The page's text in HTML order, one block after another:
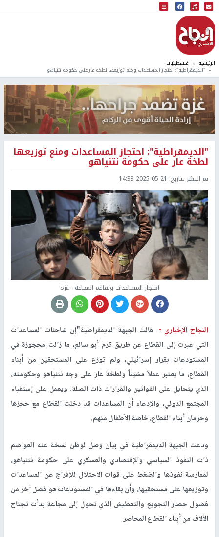
البث المباشر
إذاعة النجاح
الرئيسية فلسطينيات
"الديمقراطية": احتجاز المساعدات ومنع توزيعها لطخة عار على حكومة نتنياهو
"الديمقراطية": احتجاز المساعدات ومنع توزيعها
لطخة عار على حكومة نتنياهو
تم النشر بتاريخ: 2025-05-21 14:33
احتجاز المساعدات وتفاقم المجاعة - غزة
النجاح الإخباري - قالت الجبهة الديمقراطية"إن شاحنات المساعدات
التي عبرت إلى القطاع عن طريق كرم أبو سالم، ما زالت محجوزة في
المستودعات بقرار إسرائيلي، ولم توزع على المستحقين من أبناء
القطاع، ما يعتبر عملاً مشيناً ولطخة عار على وجه نتنياهو وحكومته،
الذي يتحايل على القوانين والقرارات ذات الصلة، ويعمل على إستغباء
المجتمع الدولي، والإدعاء أن المساعدات قد دخلت القطاع مع حجزها
وحرمان أبناء القطاع، خاصة الأطفال منهم.
ودعت الجبهة الديمقراطية في بيان وصل لوطن نسخة عنه العواصم
ذات النفوذ السياسي والإقتصادي والعسكري على حكومة نتنياهو،
لممارسة نفوذها والضغط على قوات الاحتلال للإفراج عن المساعدات
وتوزيعها على مستحقيها، وأن بقاءها في المستودعات هو فصل آخر من
فصول حصار التجويع والتعطيش الذي تحول إلى مجاعة بدأت تجتاح
الآلاف من أبناء القطاع المحاصر